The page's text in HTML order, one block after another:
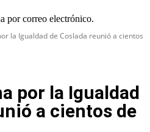
por correo electrónico.
la Igualdad de Coslada reunió a cientos
por la Igualdad
a cientos de